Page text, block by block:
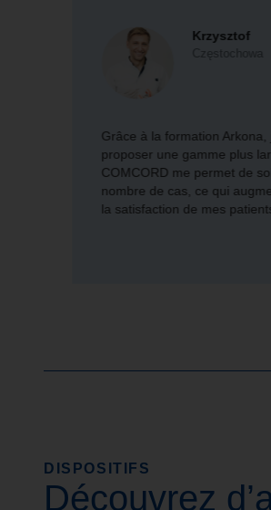
Krzysztof
Częstochowa
Grâce à la formation
proposer une gamme plus
COMCORD me permet de
nombre de cas, ce qui
la satisfaction de mes
DISPOSITIFS
Découvrez